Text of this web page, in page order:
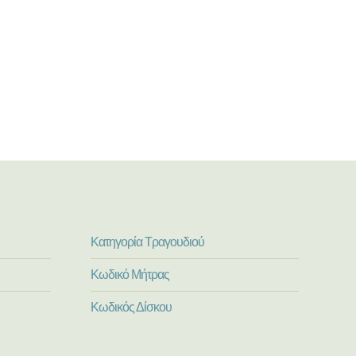
Κατηγορία Τραγουδιού
Κωδικό Μήτρας
Κωδικός Δίσκου